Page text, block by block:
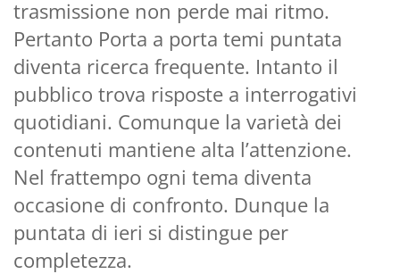
trasmissione non perde mai ritmo.
Pertanto Porta a porta temi puntata
diventa ricerca frequente. Intanto il
pubblico trova risposte a interrogativi
quotidiani. Comunque la varietà dei
contenuti mantiene alta l’attenzione.
Nel frattempo ogni tema diventa
occasione di confronto. Dunque la
puntata di ieri si distingue per
completezza.